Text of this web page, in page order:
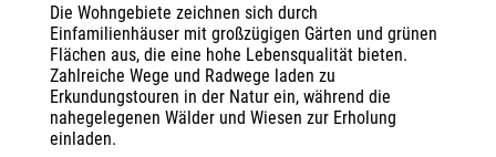
Die Wohngebiete zeichnen sich durch
Einfamilienhäuser mit großzügigen Gärten und grünen
Flächen aus, die eine hohe Lebensqualität bieten.
Zahlreiche Wege und Radwege laden zu
Erkundungstouren in der Natur ein, während die
nahegelegenen Wälder und Wiesen zur Erholung
einladen.